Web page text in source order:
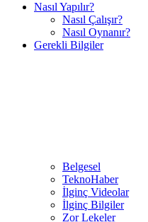
Nasıl Yapılır?
Nasıl Çalışır?
Nasıl Oynanır?
Gerekli Bilgiler
Belgesel
TeknoHaber
İlginç Videolar
İlginç Bilgiler
Zor Lekeler